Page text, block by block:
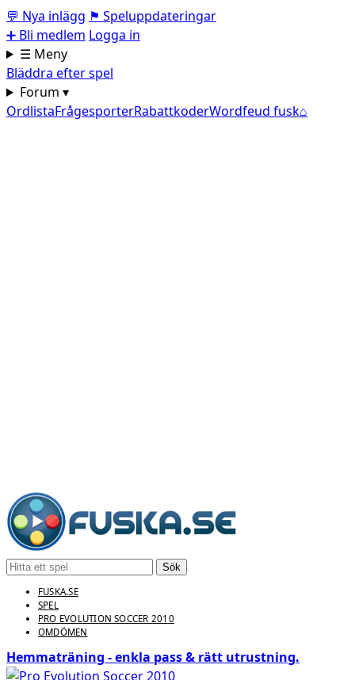
💬 Nya inlägg ⚑ Speluppdateringar
➕ Bli medlem Logga in
☰ Meny
Bläddra efter spel
Forum ▾
OrdlistaFrågesporterRabattkoderWordfeud fusk⌂
Sök
FUSKA.SE
SPEL
PRO EVOLUTION SOCCER 2010
OMDÖMEN
Hemmaträning - enkla pass & rätt utrustning.